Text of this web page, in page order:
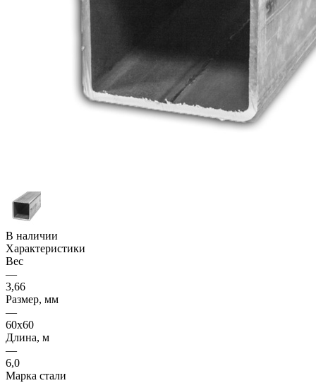
В наличии
Характеристики
Вес
—
3,66
Размер, мм
—
60x60
Длина, м
—
6,0
Марка стали